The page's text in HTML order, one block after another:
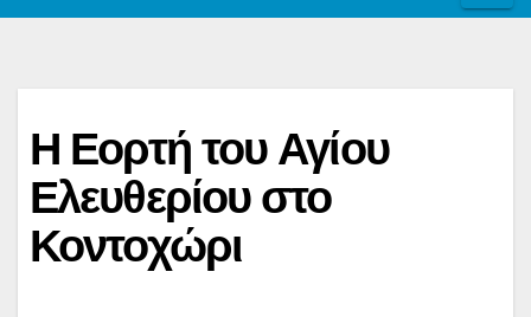
Η Εορτή του Αγίου
Ελευθερίου στο
Κοντοχώρι